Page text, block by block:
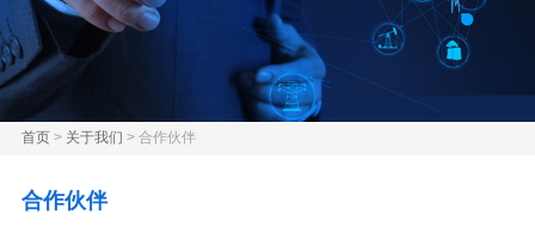
首页> 关于我们 > 合作伙伴
合作伙伴